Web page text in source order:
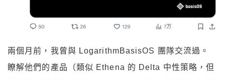
兩個月前，我曾與 LogarithmBasisOS 團隊交流過。
瞭解他們的產品（類似 Ethena 的 Delta 中性策略，但